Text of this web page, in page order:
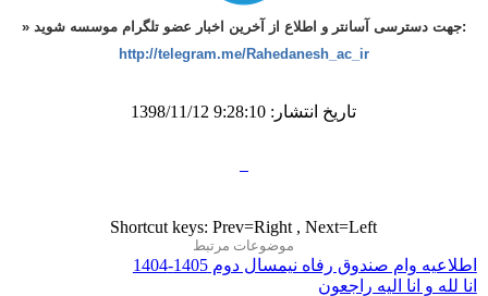
» جهت دسترسی آسانتر و اطلاع از آخرین اخبار عضو تلگرام موسسه شوید:
http://telegram.me/Rahedanesh_ac_ir
تاریخ انتشار: 9:28:10 1398/11/12
Shortcut keys: Prev=Right , Next=Left
موضوعات مرتبط
اطلاعیه وام صندوق رفاه نیمسال دوم 1405-1404
انا لله و انا الیه راجعون